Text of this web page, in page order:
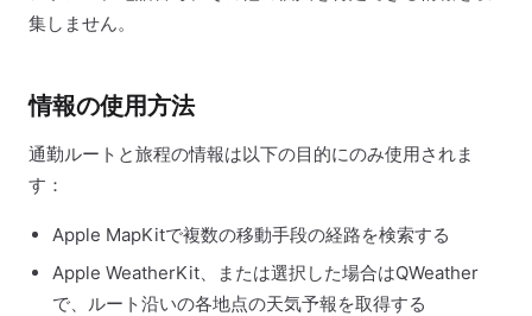
集しません。
情報の使用方法
通勤ルートと旅程の情報は以下の目的にのみ使用されま
す：
Apple MapKitで複数の移動手段の経路を検索する
Apple WeatherKit、または選択した場合はQWeather
で、ルート沿いの各地点の天気予報を取得する